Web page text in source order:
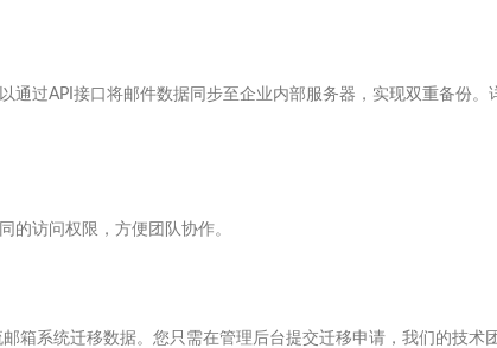
通过API接口将邮件数据同步至企业内部服务器，实现双重备份。
的访问权限，方便团队协作。
箱系统迁移数据。您只需在管理后台提交迁移申请，我们的技术